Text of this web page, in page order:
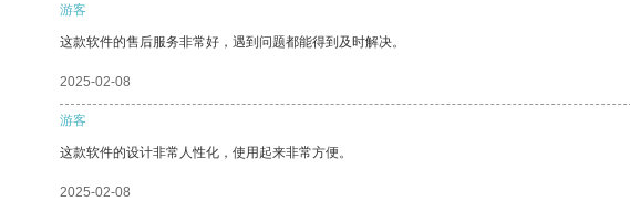
游客
这款软件的售后服务非常好，遇到问题都能得到及时解决。
2025-02-08
游客
这款软件的设计非常人性化，使用起来非常方便。
2025-02-08